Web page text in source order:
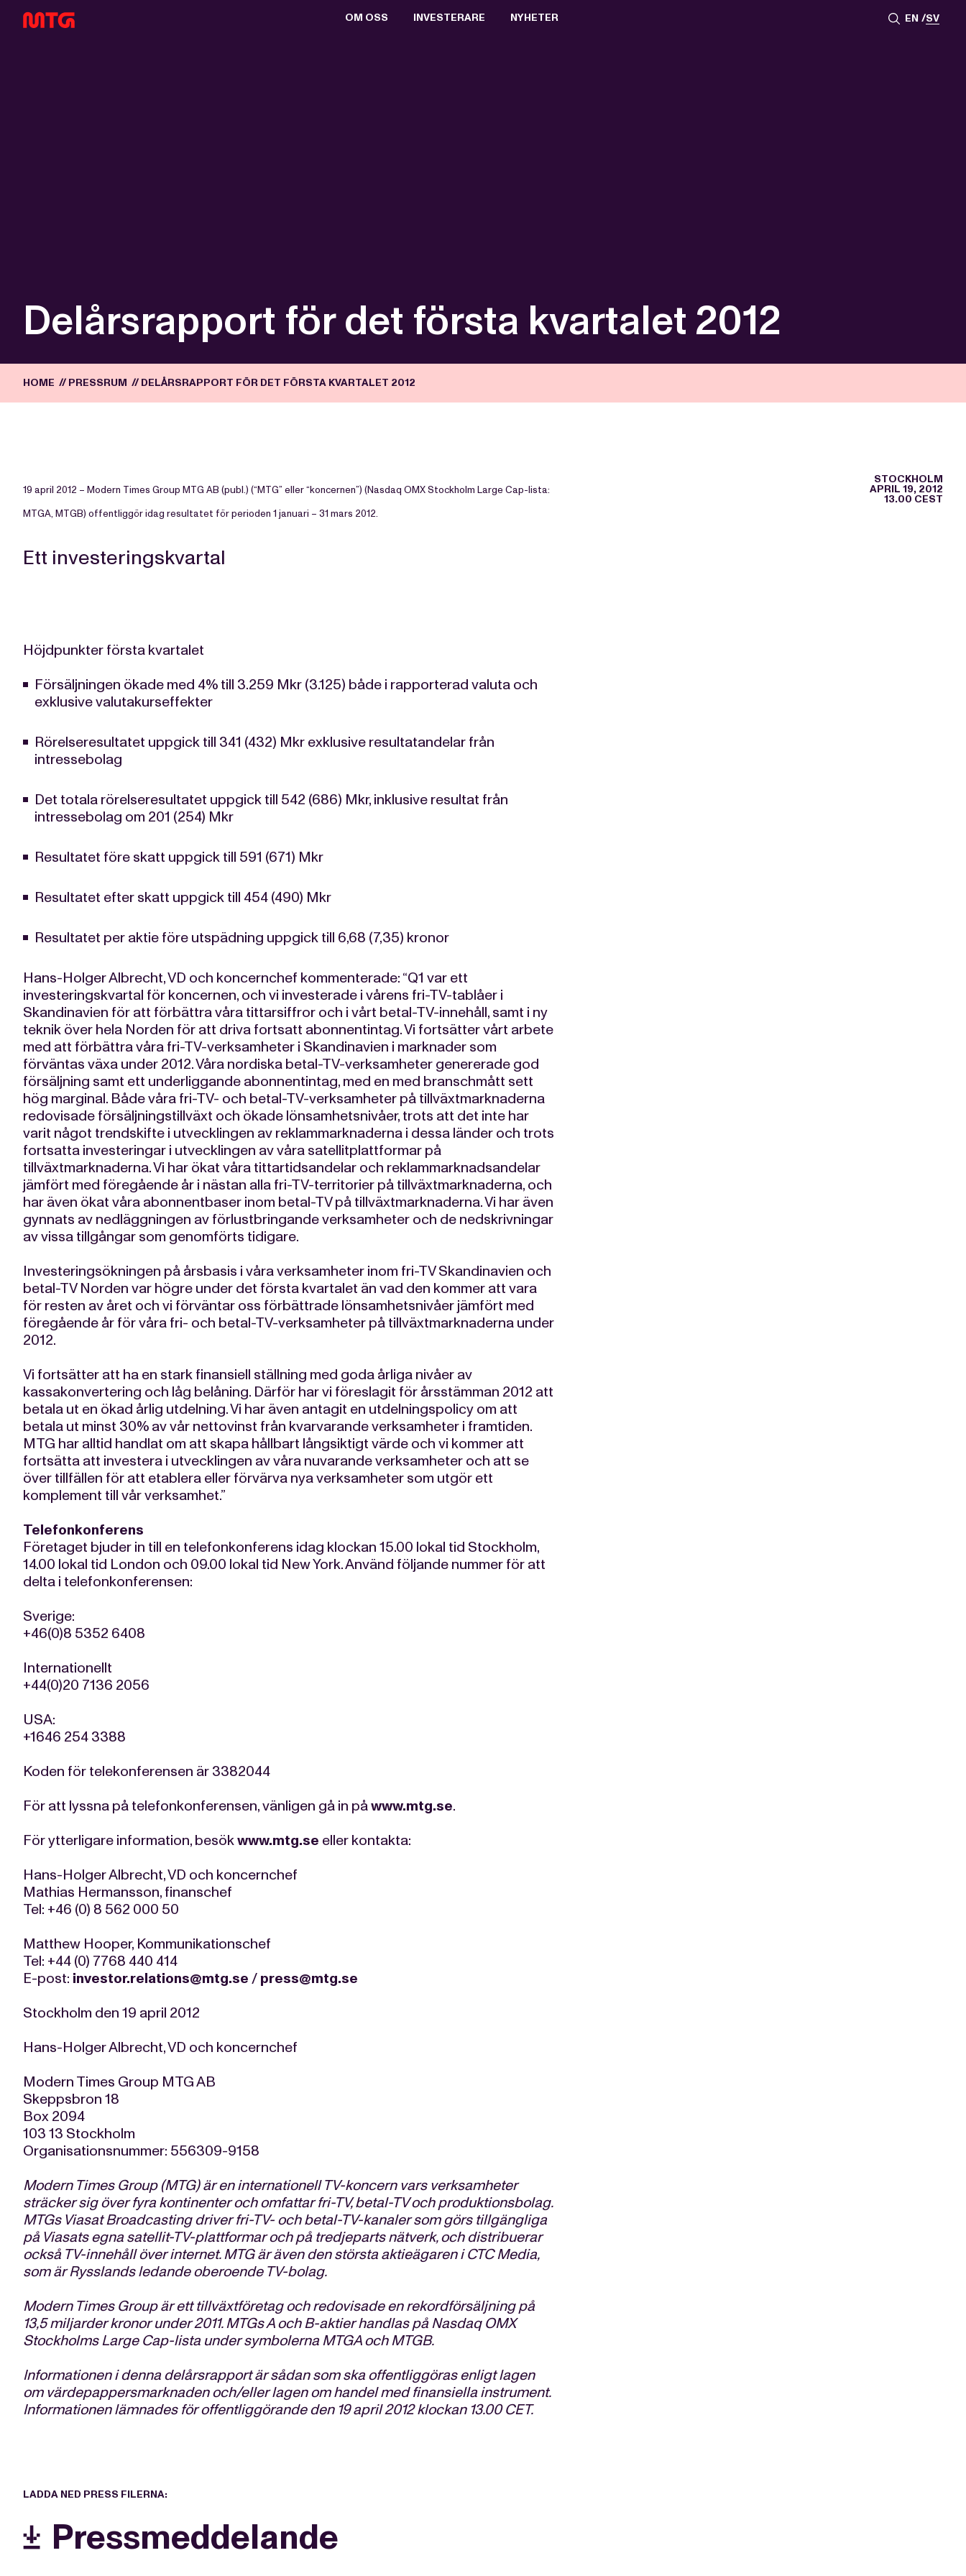
OM OSS
INVESTERARE
NYHETER
EN SV
Delårsrapport för det första kvartalet 2012
HOME // PRESSRUM // DELÅRSRAPPORT FÖR DET FÖRSTA KVARTALET 2012
STOCKHOLM
APRIL 19, 2012
13.00 CEST
19 april 2012 – Modern Times Group MTG AB (publ.) (“MTG” eller “koncernen”) (Nasdaq OMX Stockholm Large Cap-lista:
MTGA, MTGB) offentliggör idag resultatet för perioden 1 januari – 31 mars 2012.
Ett investeringskvartal
Höjdpunkter första kvartalet
Försäljningen ökade med 4% till 3.259 Mkr (3.125) både i rapporterad valuta och
exklusive valutakurseffekter
Rörelseresultatet uppgick till 341 (432) Mkr exklusive resultatandelar från
intressebolag
Det totala rörelseresultatet uppgick till 542 (686) Mkr, inklusive resultat från
intressebolag om 201 (254) Mkr
Resultatet före skatt uppgick till 591 (671) Mkr
Resultatet efter skatt uppgick till 454 (490) Mkr
Resultatet per aktie före utspädning uppgick till 6,68 (7,35) kronor
Hans-Holger Albrecht, VD och koncernchef kommenterade: “Q1 var ett
investeringskvartal för koncernen, och vi investerade i vårens fri-TV-tablåer i
Skandinavien för att förbättra våra tittarsiffror och i vårt betal-TV-innehåll, samt i ny
teknik över hela Norden för att driva fortsatt abonnentintag. Vi fortsätter vårt arbete
med att förbättra våra fri-TV-verksamheter i Skandinavien i marknader som
förväntas växa under 2012. Våra nordiska betal-TV-verksamheter genererade god
försäljning samt ett underliggande abonnentintag, med en med branschmått sett
hög marginal. Både våra fri-TV- och betal-TV-verksamheter på tillväxtmarknaderna
redovisade försäljningstillväxt och ökade lönsamhetsnivåer, trots att det inte har
varit något trendskifte i utvecklingen av reklammarknaderna i dessa länder och trots
fortsatta investeringar i utvecklingen av våra satellitplattformar på
tillväxtmarknaderna. Vi har ökat våra tittartidsandelar och reklammarknadsandelar
jämfört med föregående år i nästan alla fri-TV-territorier på tillväxtmarknaderna, och
har även ökat våra abonnentbaser inom betal-TV på tillväxtmarknaderna. Vi har även
gynnats av nedläggningen av förlustbringande verksamheter och de nedskrivningar
av vissa tillgångar som genomförts tidigare.
Investeringsökningen på årsbasis i våra verksamheter inom fri-TV Skandinavien och
betal-TV Norden var högre under det första kvartalet än vad den kommer att vara
för resten av året och vi förväntar oss förbättrade lönsamhetsnivåer jämfört med
föregående år för våra fri- och betal-TV-verksamheter på tillväxtmarknaderna under
2012.
Vi fortsätter att ha en stark finansiell ställning med goda årliga nivåer av
kassakonvertering och låg belåning. Därför har vi föreslagit för årsstämman 2012 att
betala ut en ökad årlig utdelning. Vi har även antagit en utdelningspolicy om att
betala ut minst 30% av vår nettovinst från kvarvarande verksamheter i framtiden.
MTG har alltid handlat om att skapa hållbart långsiktigt värde och vi kommer att
fortsätta att investera i utvecklingen av våra nuvarande verksamheter och att se
över tillfällen för att etablera eller förvärva nya verksamheter som utgör ett
komplement till vår verksamhet.”
Telefonkonferens
Företaget bjuder in till en telefonkonferens idag klockan 15.00 lokal tid Stockholm,
14.00 lokal tid London och 09.00 lokal tid New York. Använd följande nummer för att
delta i telefonkonferensen:
Sverige:
+46(0)8 5352 6408
Internationellt
+44(0)20 7136 2056
USA:
+1646 254 3388
Koden för telekonferensen är 3382044
För att lyssna på telefonkonferensen, vänligen gå in påwww.mtg.se.
För ytterligare information, besökwww.mtg.se eller kontakta:
Hans-Holger Albrecht, VD och koncernchef
Mathias Hermansson, finanschef
Tel: +46 (0) 8 562 000 50
Matthew Hooper, Kommunikationschef
Tel: +44 (0) 7768 440 414
E-post: investor.relations@mtg.se / press@mtg.se
Stockholm den 19 april 2012
Hans-Holger Albrecht, VD och koncernchef
Modern Times Group MTG AB
Skeppsbron 18
Box 2094
103 13 Stockholm
Organisationsnummer: 556309-9158
Modern Times Group (MTG) är en internationell TV-koncern vars verksamheter
sträcker sig över fyra kontinenter och omfattar fri-TV, betal-TV och produktionsbolag.
MTGs Viasat Broadcasting driver fri-TV- och betal-TV-kanaler som görs tillgängliga
på Viasats egna satellit-TV-plattformar och på tredjeparts nätverk, och distribuerar
också TV-innehåll över internet. MTG är även den största aktieägaren i CTC Media,
som är Rysslands ledande oberoende TV-bolag.
Modern Times Group är ett tillväxtföretag och redovisade en rekordförsäljning på
13,5 miljarder kronor under 2011. MTGs A och B-aktier handlas på Nasdaq OMX
Stockholms Large Cap-lista under symbolerna MTGA och MTGB.
Informationen i denna delårsrapport är sådan som ska offentliggöras enligt lagen
om värdepappersmarknaden och/eller lagen om handel med finansiella instrument.
Informationen lämnades för offentliggörande den 19 april 2012 klockan 13.00 CET.
LADDA NED PRESS FILERNA:
Pressmeddelande